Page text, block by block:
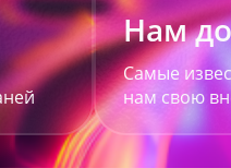
Нам
Самые
нам свою